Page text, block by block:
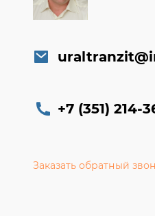
+7 (351) 214-
Заказать обратный